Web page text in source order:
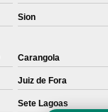
Sion
Carangola
Juiz de Fora
Sete Lagoas